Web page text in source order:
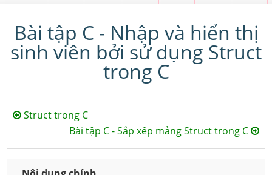
Bài tập C - Nhập và hiển thị
sinh viên bởi sử dụng Struct
trong C
Struct trong C
Bài tập C - Sắp xếp mảng Struct trong C